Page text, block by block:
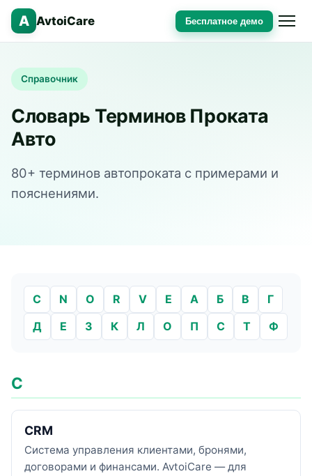
A AvtoiCare Бесплатное демо
Справочник
Словарь Терминов Проката
Авто
80+ терминов автопроката с примерами и
пояснениями.
C N O R V E А Б В
Г
Д
Е З К Л О П С Т Ф
C
CRM
Система управления клиентами, бронями,
договорами и финансами. AvtoiCare — для